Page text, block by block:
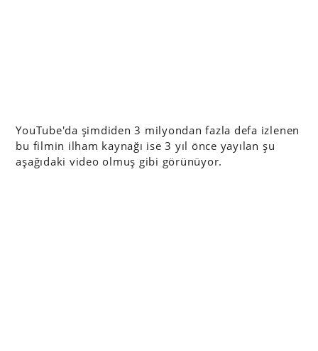
YouTube'da şimdiden 3 milyondan fazla defa izlenen
bu filmin ilham kaynağı ise 3 yıl önce yayılan şu
aşağıdaki video olmuş gibi görünüyor.